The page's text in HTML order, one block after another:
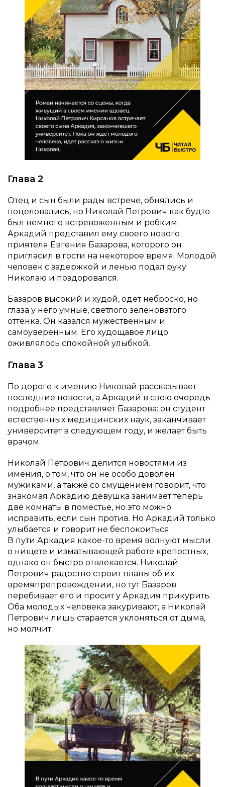
Глава 2
Отец и сын были рады встрече, обнялись и
поцеловались, но Николай Петрович как будто
был немного встревоженным и робким.
Аркадий представил ему своего нового
приятеля Евгения Базарова, которого он
пригласил в гости на некоторое время. Молодой
человек с задержкой и ленью подал руку
Николаю и поздоровался.
Базаров высокий и худой, одет неброско, но
глаза у него умные, светлого зеленоватого
оттенка. Он казался мужественным и
самоуверенным. Его худощавое лицо
оживлялось спокойной улыбкой.
Глава 3
По дороге к имению Николай рассказывает
последние новости, а Аркадий в свою очередь
подробнее представляет Базарова: он студент
естественных медицинских наук, заканчивает
университет в следующем году, и желает быть
врачом.
Николай Петрович делится новостями из
имения, о том, что он не особо доволен
мужиками, а также со смущением говорит, что
знакомая Аркадию девушка занимает теперь
две комнаты в поместье, но это можно
исправить, если сын против. Но Аркадий только
улыбается и говорит не беспокоиться.
В пути Аркадия какое-то время волнуют мысли
о нищете и изматывающей работе крепостных,
однако он быстро отвлекается. Николай
Петрович радостно строит планы об их
времяпрепровождении, но тут Базаров
перебивает его и просит у Аркадия прикурить.
Оба молодых человека закуривают, а Николай
Петрович лишь старается уклоняться от дыма,
но молчит.